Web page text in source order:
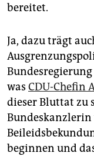
bereitet.
Ja, dazu trägt
Bundesregierung
was CDU-Chefin
dieser Bluttat zu
Bundeskanzlerin
beginnen und